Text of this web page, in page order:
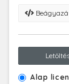
Alap